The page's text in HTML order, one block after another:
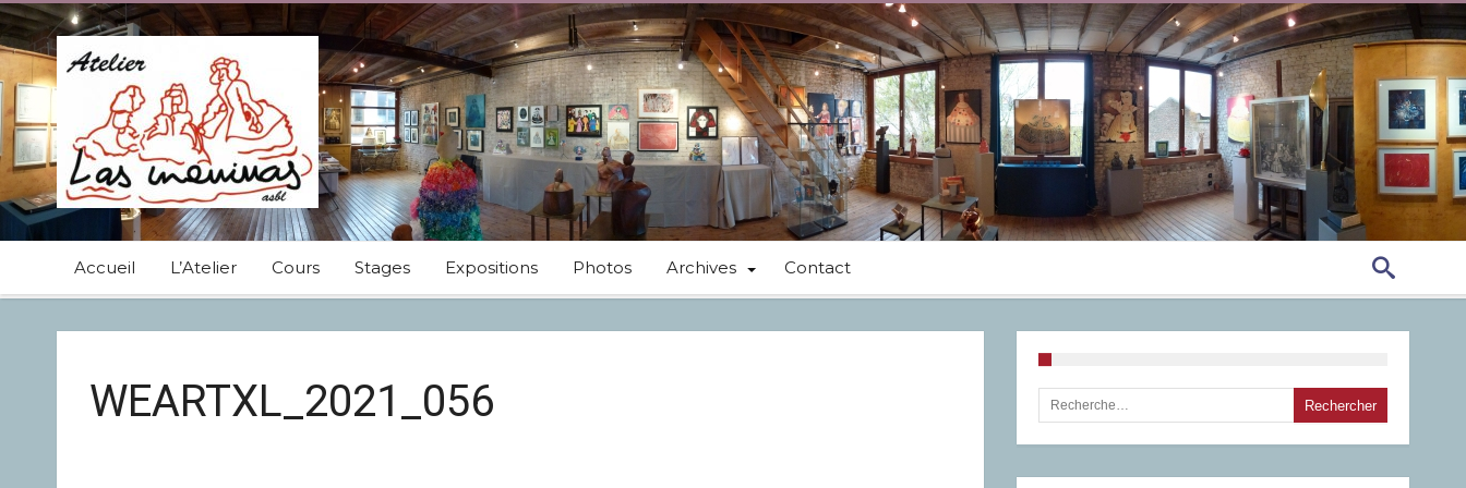
Accueil L’Atelier Cours Stages Expositions Photos Archives Contact
WEARTXL_2021_056 Rechercher :